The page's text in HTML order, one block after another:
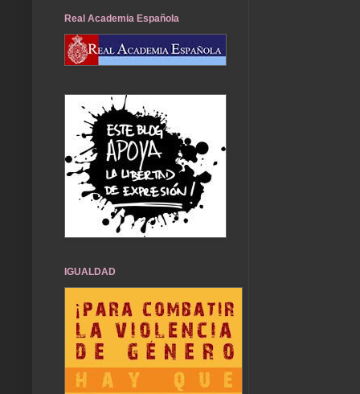
Real Academia Española
IGUALDAD